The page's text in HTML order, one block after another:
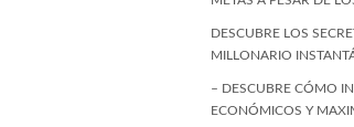
DESCUBRE LOS
MILLONARIO
– DESCUBRE CÓMO
ECONÓMICOS Y